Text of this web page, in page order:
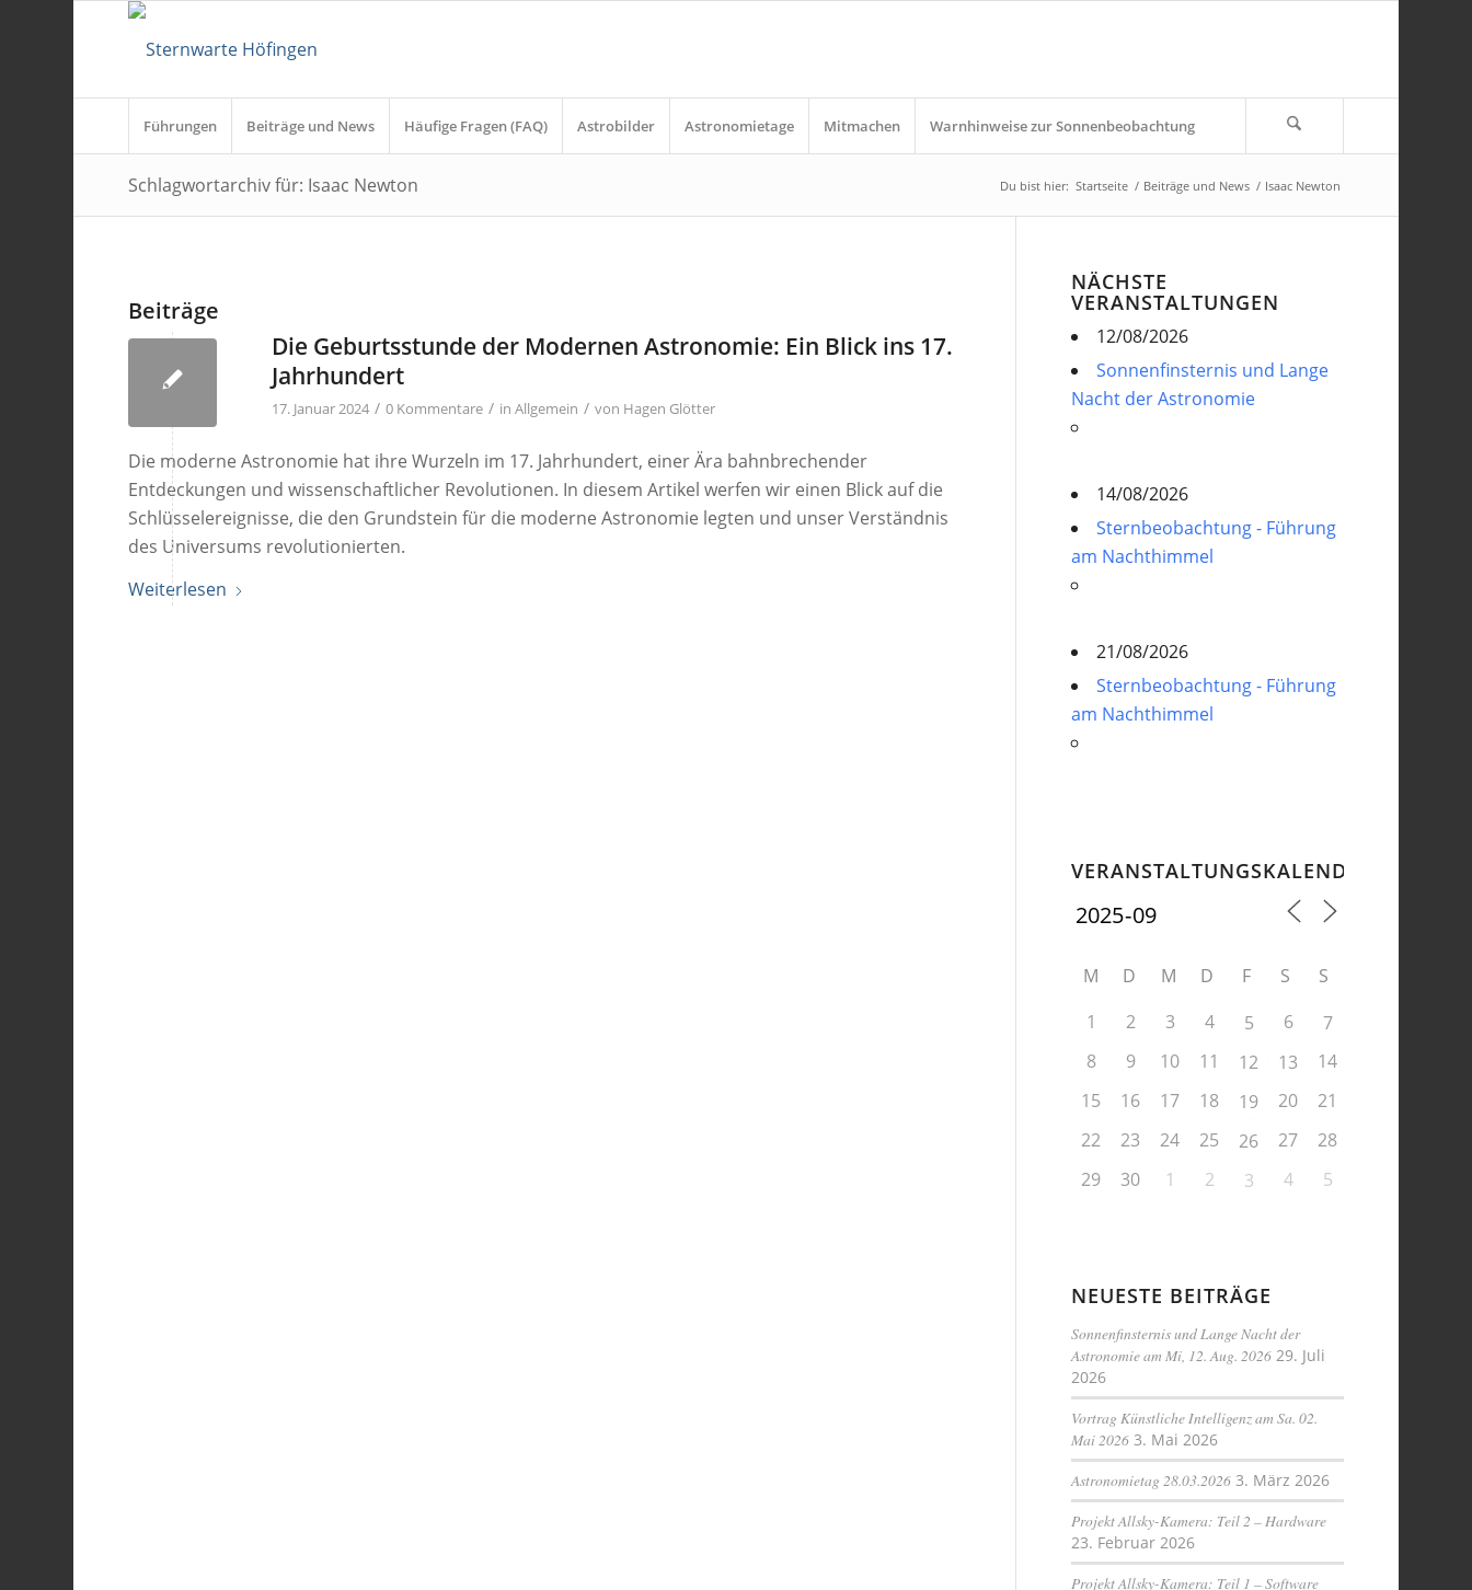
Führungen Beiträge und News Häufige Fragen (FAQ) Astrobilder Astronomietage Mitmachen Warnhinweise zur Sonnenbeobachtung
Schlagwortarchiv für: Isaac Newton Du bist hier: Startseite / Beiträge und News / Isaac Newton
Beiträge
Die Geburtsstunde der Modernen Astronomie: Ein Blick ins 17.
Jahrhundert
17. Januar 2024 / 0 Kommentare / inAllgemein / von Hagen Glötter
Die moderne Astronomie hat ihre Wurzeln im 17. Jahrhundert, einer Ära bahnbrechender
Entdeckungen und wissenschaftlicher Revolutionen. In diesem Artikel werfen wir einen Blick auf die
Schlüsselereignisse, die den Grundstein für die moderne Astronomie legten und unser Verständnis
des Universums revolutionierten.
Weiterlesen
NÄCHSTE
VERANSTALTUNGEN
12/08/2026
Sonnenfinsternis und Lange
Nacht der Astronomie
14/08/2026
Sternbeobachtung - Führung
am Nachthimmel
21/08/2026
Sternbeobachtung - Führung
am Nachthimmel
VERANSTALTUNGSKALENDER
M D M D F S
S
1
2 3 4 5 6
7
8
9 10 11 12 13
14
15
16 17 18 19 20
21
22
23 24 25 26 27
28
29
30 1 2 3 4 5
NEUESTE BEITRÄGE
Sonnenfinsternis und Lange Nacht der
Astronomie am Mi, 12. Aug. 2026 29. Juli
2026
Vortrag Künstliche Intelligenz am Sa. 02.
Mai 2026 3. Mai 2026
Astronomietag 28.03.2026 3. März 2026
Projekt Allsky-Kamera: Teil 2 – Hardware
23. Februar 2026
Projekt Allsky-Kamera: Teil 1 – Software